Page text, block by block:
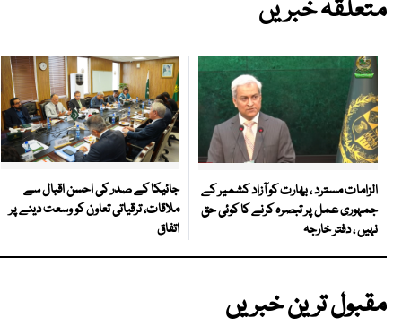
متعلقہ خبریں
الزامات مسترد ، بھارت کو آزاد کشمیر کے
جمہوری عمل پر تبصرہ کرنے کا کوئی حق
نہیں ، دفتر خارجہ
جائیکا کے صدر کی احسن اقبال سے
ملاقات، ترقیاتی تعاون کو وسعت دینے پر
اتفاق
مقبول ترین خبریں